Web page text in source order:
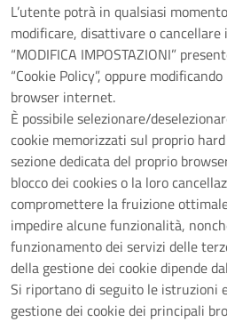
L’utente potrà in qualsiasi
modificare, disattivare o cancellare
“MODIFICA IMPOSTAZIONI”
“Cookie Policy”, oppure
browser internet.
È possibile selezionare/
cookie memorizzati sul proprio
sezione dedicata del proprio
blocco dei cookies o la loro
compromettere la fruizione
impedire alcune funzionalità,
funzionamento dei servizi delle
della gestione dei cookie dipende
Si riportano di seguito le istruzioni
gestione dei cookie dei principali